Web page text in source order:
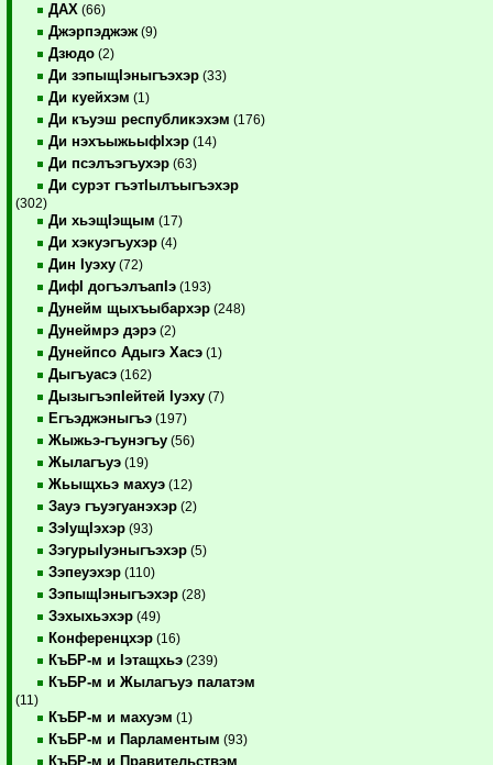
ДАХ (66)
Джэрпэджэж (9)
Дзюдо (2)
Ди зэпыщIэныгъэхэр (33)
Ди куейхэм (1)
Ди къуэш республикэхэм (176)
Ди нэхъыжьыфIхэр (14)
Ди псэлъэгъухэр (63)
Ди сурэт гъэтIылъыгъэхэр
(302)
Ди хьэщIэщым (17)
Ди хэкуэгъухэр (4)
Дин Iуэху (72)
ДифI догъэлъапIэ (193)
Дунейм щыхъыбархэр (248)
Дунеймрэ дэрэ (2)
Дунейпсо Адыгэ Хасэ (1)
Дыгъуасэ (162)
ДызыгъэпIейтей Iуэху (7)
Егъэджэныгъэ (197)
Жыжьэ-гъунэгъу (56)
Жылагъуэ (19)
Жьыщхьэ махуэ (12)
Зауэ гъуэгуанэхэр (2)
ЗэIущIэхэр (93)
ЗэгурыIуэныгъэхэр (5)
Зэпеуэхэр (110)
ЗэпыщIэныгъэхэр (28)
Зэхыхьэхэр (49)
Конференцхэр (16)
КъБР-м и Iэтащхьэ (239)
КъБР-м и Жылагъуэ палатэм
(11)
КъБР-м и махуэм (1)
КъБР-м и Парламентым (93)
КъБР-м и Правительствэм